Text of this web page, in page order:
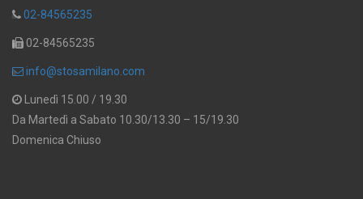
02-84565235
02-84565235
info@stosamilano.com
Lunedì 15.00 / 19.30
Da Martedì a Sabato 10.30/13.30 – 15/19.30
Domenica Chiuso